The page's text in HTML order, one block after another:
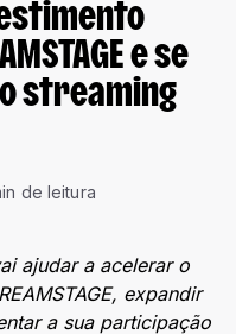
e se
streaming
de leitura
ajudar a acelerar o
expandir
a sua participação